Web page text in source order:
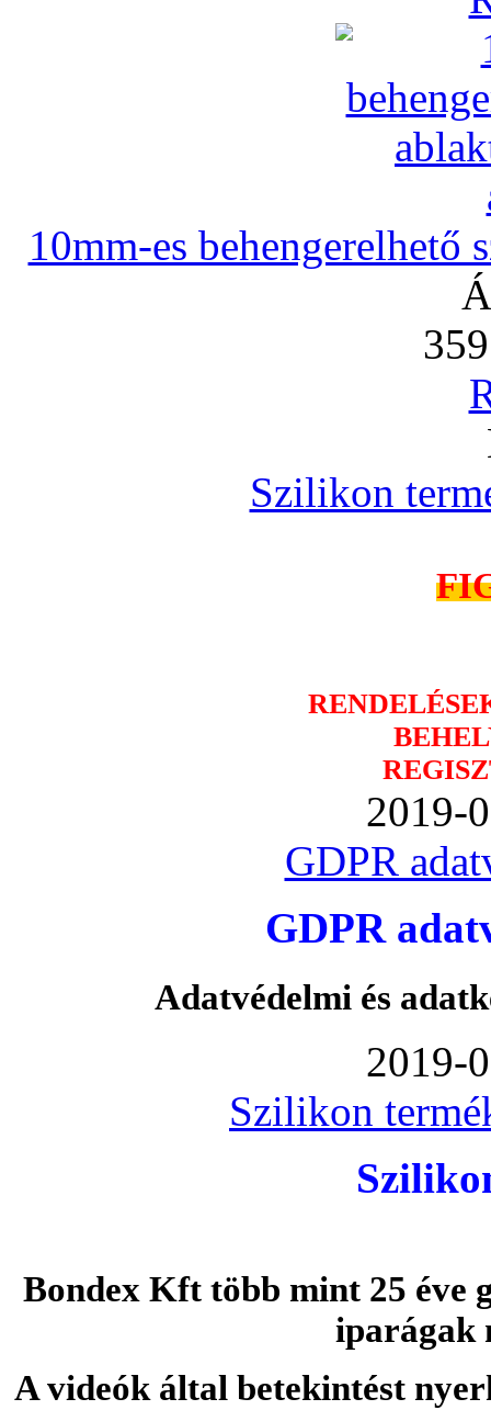
10mm-es
Szilikon
2019-
GDPR
GDPR
Adatvédelmi és
2019-
Szilikon
Bondex Kft több mint 25 éve
iparágak
A videók által betekintést